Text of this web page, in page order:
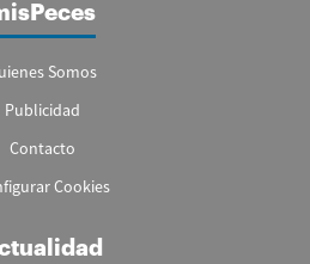
Somos
Publicidad
Contacto
Cookies